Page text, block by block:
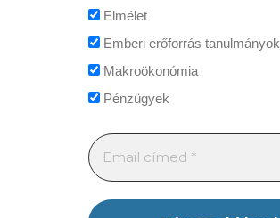
Elmélet
Emberi erőforrás tanulmányok
Makroökonómia
Pénzügyek